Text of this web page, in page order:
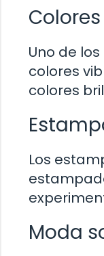
Uno de
colores
colores
Los
Moda